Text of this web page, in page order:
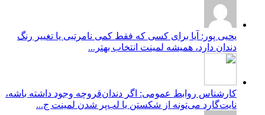
یحیی پور: آیا برای کسی که فقط کمی نامرتبی یا تغییر رنگ
دندان دارد، همیشه لمینت انتخاب بهتر...
کارشناس روابط عمومی: اگر دندان‌قروچه وجود داشته باشه،
نایت‌گارد می‌تونه از شکستن یا لب‌پر شدن لمینت ج...